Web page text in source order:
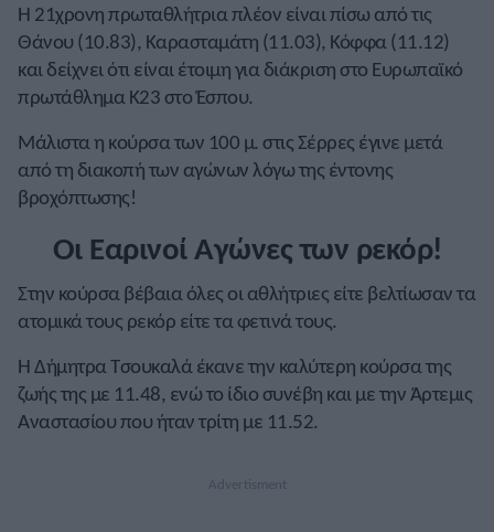
Η 21χρονη πρωταθλήτρια πλέον είναι πίσω από τις
Θάνου (10.83), Καρασταμάτη (11.03), Κόφφα (11.12)
και δείχνει ότι είναι έτοιμη για διάκριση στο Ευρωπαϊκό
πρωτάθλημα Κ23 στο Έσπου.
Μάλιστα η κούρσα των 100 μ. στις Σέρρες έγινε μετά
από τη διακοπή των αγώνων λόγω της έντονης
βροχόπτωσης!
Οι Εαρινοί Αγώνες των ρεκόρ!
Στην κούρσα βέβαια όλες οι αθλήτριες είτε βελτίωσαν τα
ατομικά τους ρεκόρ είτε τα φετινά τους.
Η Δήμητρα Τσουκαλά έκανε την καλύτερη κούρσα της
ζωής της με 11.48, ενώ το ίδιο συνέβη και με την Άρτεμις
Αναστασίου που ήταν τρίτη με 11.52.